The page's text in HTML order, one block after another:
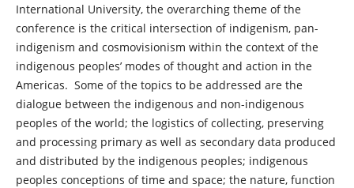
International University, the overarching theme of the
conference is the critical intersection of indigenism, pan-
indigenism and cosmovisionism within the context of the
indigenous peoples’ modes of thought and action in the
Americas. Some of the topics to be addressed are the
dialogue between the indigenous and non-indigenous
peoples of the world; the logistics of collecting, preserving
and processing primary as well as secondary data produced
and distributed by the indigenous peoples; indigenous
peoples conceptions of time and space; the nature, function